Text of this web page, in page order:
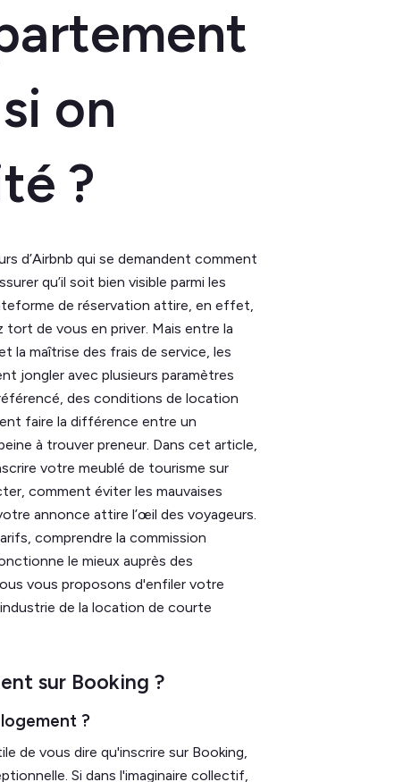
on
?
d’Airbnb qui se demandent comment
qu’il soit bien visible parmi les
de réservation attire, en effet,
tort de vous en priver. Mais entre la
la maîtrise des frais de service, les
jongler avec plusieurs paramètres
des conditions de location
faire la différence entre un
à trouver preneur. Dans cet article,
votre meublé de tourisme sur
comment éviter les mauvaises
annonce attire l’œil des voyageurs.
comprendre la commission
le mieux auprès des
vous proposons d'enfiler votre
de la location de courte
sur Booking ?
?
de vous dire qu'inscrire sur Booking,
Si dans l'imaginaire collectif,